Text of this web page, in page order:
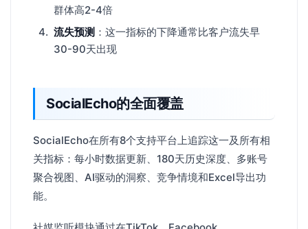
群体高2-4倍
流失预测 ：这一指标的下降通常比客户流失早
30-90天出现
SocialEcho的全面覆盖
SocialEcho在所有8个支持平台上追踪这一及所有相
关指标：每小时数据更新、180天历史深度、多账号
聚合视图、AI驱动的洞察、竞争情境和Excel导出功
能。